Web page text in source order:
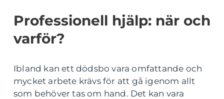
Professionell hjälp: när och
varför?
Ibland kan ett dödsbo vara omfattande och
mycket arbete krävs för att gå igenom allt
som behöver tas om hand. Det kan vara